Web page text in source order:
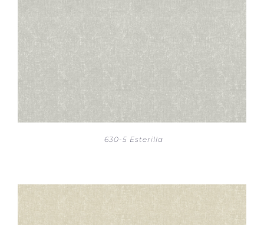
630-5 Esterilla